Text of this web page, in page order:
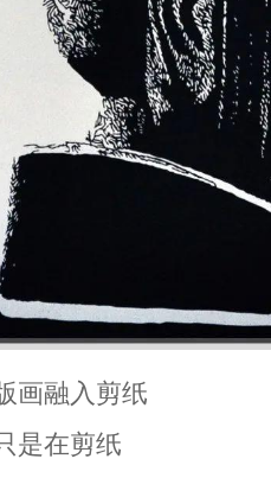
画融入剪纸
是在剪纸